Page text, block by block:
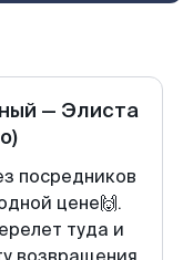
— Элиста
посредников
цене🙌.
туда и